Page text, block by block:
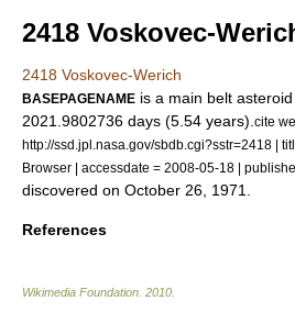
2418 Voskovec-
2418 Voskovec-Werich
BASEPAGENAME is a main belt asteroid
2021.9802736 days (5.54 years). cite
http://ssd.jpl.nasa.gov/sbdb.cgi?sstr=2418 |
Browser | accessdate = 2008-05-18 |
discovered on October 26 1971
References
Wikimedia Foundation 2010